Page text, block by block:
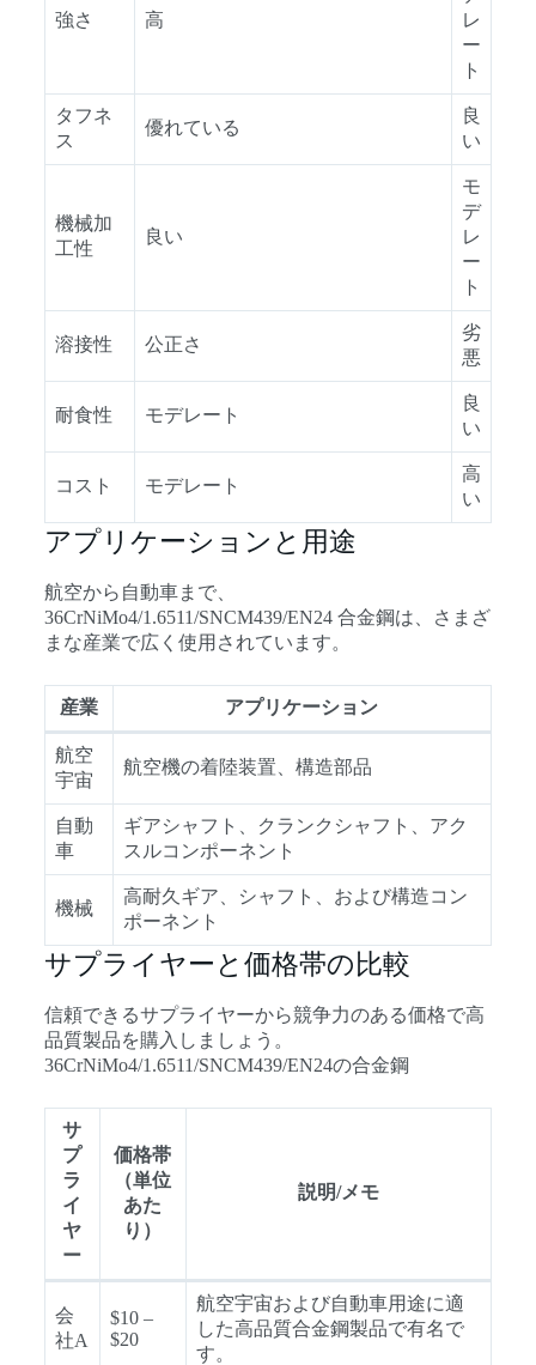
強さ 高
レ
ー
ト
タフネ
ス
優れている
良
い
機械加
工性
良い
モ
デ
レ
ー
ト
溶接性 公正さ
劣
悪
耐食性 モデレート
良
い
コスト モデレート
高
い
アプリケーションと用途
航空から自動車まで、
36CrNiMo4/1.6511/SNCM439/EN24 合金鋼は、さまざ
まな産業で広く使用されています。
産業 アプリケーション
航空
宇宙
航空機の着陸装置、構造部品
自動
車
ギアシャフト、クランクシャフト、アク
スルコンポーネント
機械
高耐久ギア、シャフト、および構造コン
ポーネント
サプライヤーと価格帯の比較
信頼できるサプライヤーから競争力のある価格で高
品質製品を購入しましょう。
36CrNiMo4/1.6511/SNCM439/EN24の合金鋼
サ
プ
ラ
イ
ヤ
ー
価格帯
（単位
あた
り）
説明/メモ
会
社A
$10 –
$20
航空宇宙および自動車用途に適
した高品質合金鋼製品で有名で
す。